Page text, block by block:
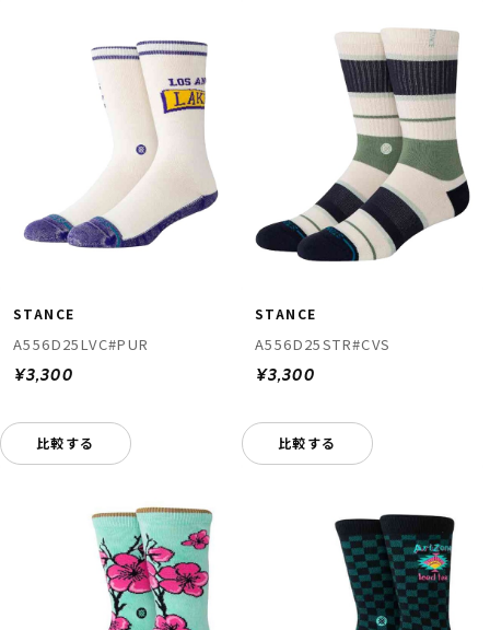
STANCE
A556D25LVC#PUR
¥3,300
比較する
STANCE
A556D25STR#CVS
¥3,300
比較する